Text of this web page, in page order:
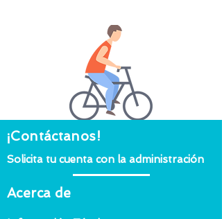
¡Contáctanos!
Solicita tu cuenta con la administración
Acerca de